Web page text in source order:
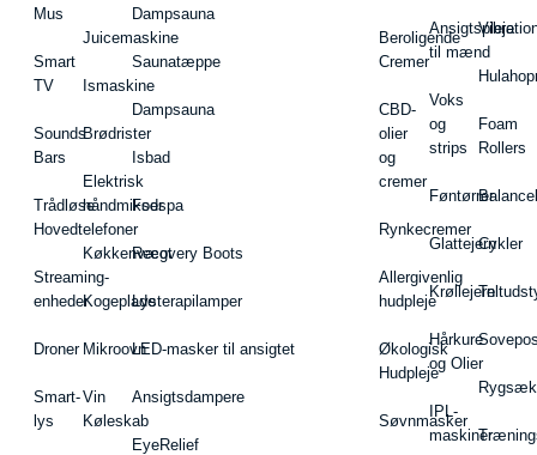
Mus
Smart
TV
Sounds
Bars
Trådløse
Hovedtelefoner
Streaming-
enheder
Droner
Smart-
lys
Juicemaskine
Ismaskine
Brødrister
Elektrisk
håndmikser
Køkkenvægt
Kogeplade
Mikroovn
Vin
Køleskab
Dampsauna
Saunatæppe
Dampsauna
Isbad
Fodspa
Recovery Boots
Lysterapilamper
LED-masker til ansigtet
Ansigtsdampere
EyeRelief
Beroligende
Cremer
CBD-
olier
og
cremer
Rynkecremer
Allergivenlig
hudpleje
Økologisk
Hudpleje
Søvnmasker
Ansigtspleje
til mænd
Voks
og
strips
Føntørrer
Glattejern
Krøllejern
Hårkure
og Olier
IPL-
maskiner
Foam
Rollers
Cykler